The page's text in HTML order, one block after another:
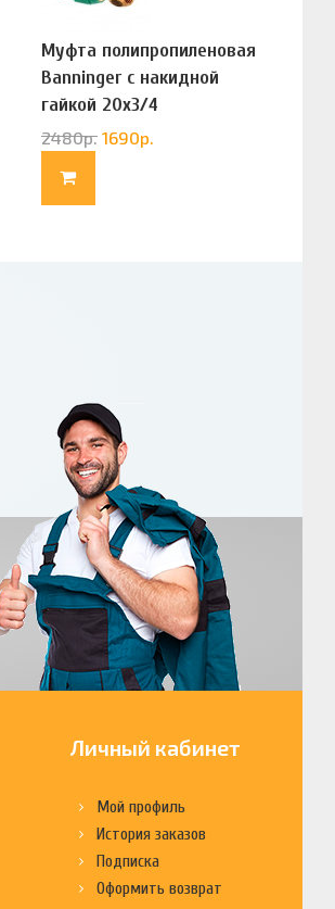
Муфта полипропиленовая
Banninger с накидной
гайкой 20х3/4
(G83322020)
2480р. 1690р.
Личный кабинет
Мой профиль
История заказов
Подписка
Оформить возврат